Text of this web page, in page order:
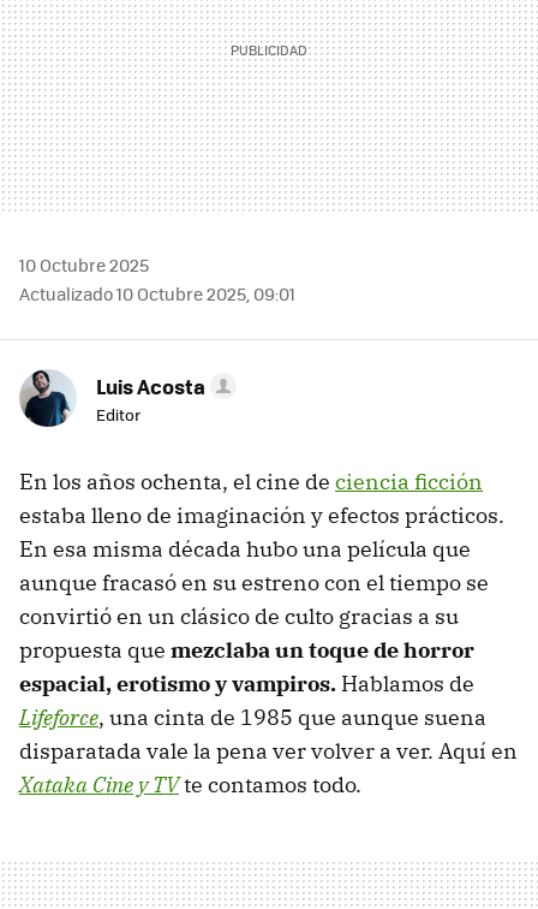
10 Octubre 2025
Actualizado 10 Octubre 2025, 09:01
Luis Acosta
Editor
En los años ochenta, el cine de ciencia ficción
estaba lleno de imaginación y efectos prácticos.
En esa misma década hubo una película que
aunque fracasó en su estreno con el tiempo se
convirtió en un clásico de culto gracias a su
propuesta que mezclaba un toque de horror
espacial, erotismo y vampiros. Hablamos de
Lifeforce, una cinta de 1985 que aunque suena
disparatada vale la pena ver volver a ver. Aquí en
Xataka Cine y TVte contamos todo.